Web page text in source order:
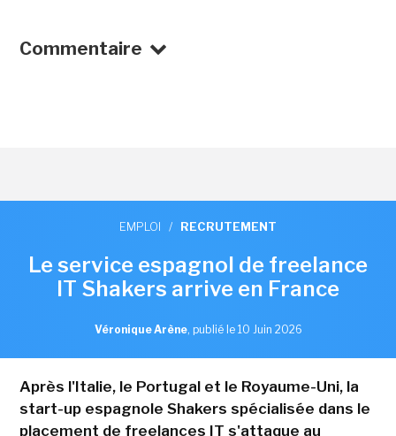
Commentaire
EMPLOI / RECRUTEMENT
Le service espagnol de freelance
IT Shakers arrive en France
Véronique Arène, publié le 10 Juin 2026
Après l'Italie, le Portugal et le Royaume-Uni, la
start-up espagnole Shakers spécialisée dans le
placement de freelances IT s'attaque au